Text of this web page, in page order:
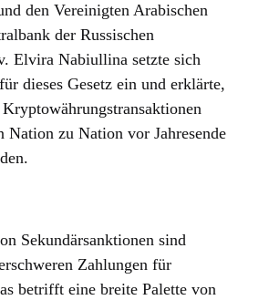
den Vereinigten Arabischen
der Russischen
Elvira Nabiullina setzte sich
dieses Gesetz ein und erklärte,
Kryptowährungstransaktionen
Nation zu Nation vor Jahresende
Sekundärsanktionen sind
Zahlungen für
betrifft eine breite Palette von